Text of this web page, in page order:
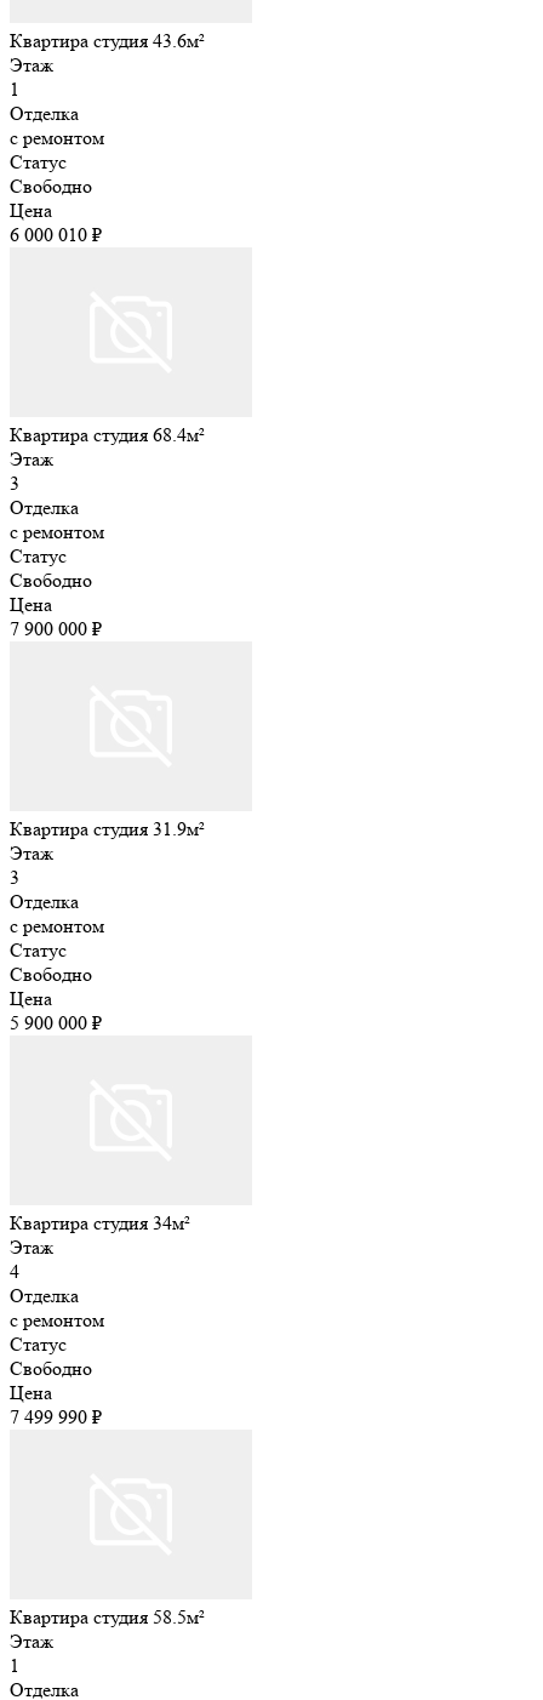
Квартира студия 43.6м²
Этаж
1
Отделка
с ремонтом
Статус
Свободно
Цена
6 000 010 ₽
Квартира студия 68.4м²
Этаж
3
Отделка
с ремонтом
Статус
Свободно
Цена
7 900 000 ₽
Квартира студия 31.9м²
Этаж
3
Отделка
с ремонтом
Статус
Свободно
Цена
5 900 000 ₽
Квартира студия 34м²
Этаж
4
Отделка
с ремонтом
Статус
Свободно
Цена
7 499 990 ₽
Квартира студия 58.5м²
Этаж
1
Отделка